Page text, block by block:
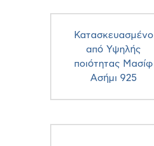
Κατασκευασμένο
από Υψηλής
ποιότητας Μασίφ
Ασήμι 925